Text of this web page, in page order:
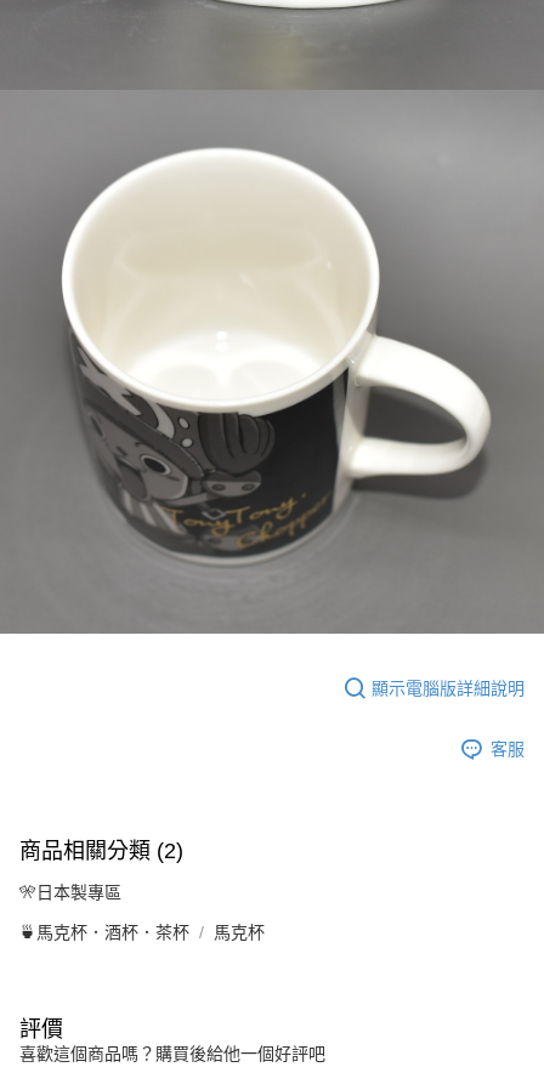
顯示電腦版詳細說明
客服
商品相關分類 (2)
🎌日本製專區
🍵馬克杯．酒杯．茶杯 馬克杯
評價
喜歡這個商品嗎？購買後給他一個好評吧